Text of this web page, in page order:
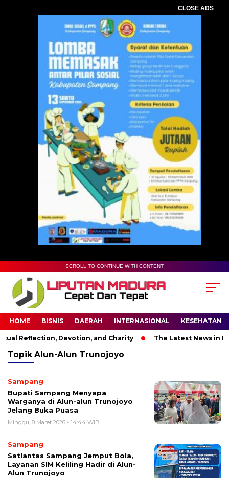
CLOSE ADS
SCROLL TO CONTINUE WITH CONTENT
HOME BISNIS DAERAH INTERNASIONAL KESEHATAN
Reflection, Devotion, and Charity The Latest News in
Topik Alun-Alun Trunojoyo
Sampang
Bupati Sampang Menyapa
Warganya di Alun-alun Trunojoyo
Jelang Buka Puasa
Minggu, 8 Maret 2026 - 14:44 WIB
Sampang
Satlantas Sampang Jemput Bola,
Layanan SIM Keliling Hadir di Alun-
Alun Trunojoyo